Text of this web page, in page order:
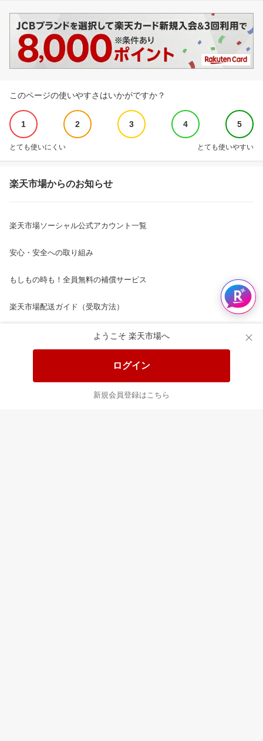
ようこそ 楽天市場へ
ログイン
新規会員登録はこちら
このページの使いやすさはいかがですか？
1 2 3 4 5
とても使いにくい とても使いやすい
楽天市場からのお知らせ
楽天市場ソーシャル公式アカウント一覧
安心・安全への取り組み
もしもの時も！全員無料の補償サービス
楽天市場配送ガイド（受取方法）
楽天にお店を開きませんか？
楽天ショッピングサービスご利用規約